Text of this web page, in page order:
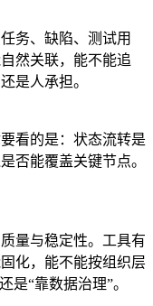
务、缺陷、测试用
然关联，能不能追
是人承担。
看的是：状态流转是
否能覆盖关键节点。
量与稳定性。工具有
化，能不能按组织层
是“靠数据治理”。